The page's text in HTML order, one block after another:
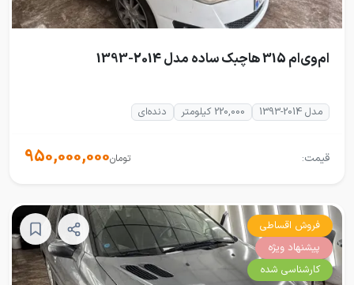
ام‌وی‌ام 315 هاچبک ساده مدل 2014-1393
مدل 2014-1393 220,000 کیلومتر دنده‌ای
قیمت: 950,000,000تومان
فروش اقساطی
پیشنهاد ویژه
کارشناسی شده